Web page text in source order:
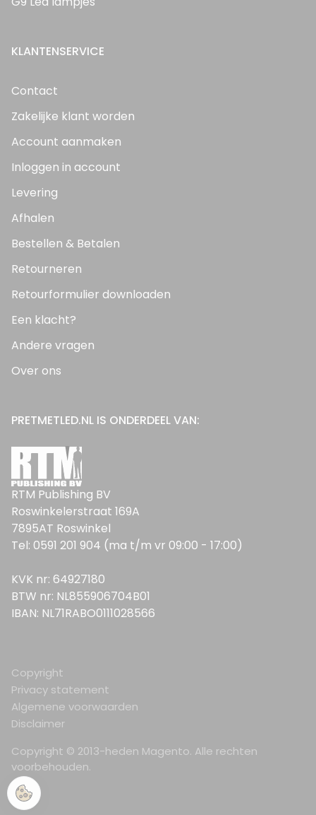
KLANTENSERVICE
Contact
Zakelijke klant worden
Account aanmaken
Inloggen in account
Levering
Afhalen
Bestellen & Betalen
Retourneren
Retourformulier downloaden
Een klacht?
Andere vragen
Over ons
PRETMETLED.NL IS ONDERDEEL VAN:
RTM Publishing BV
Roswinkelerstraat 169A
7895AT Roswinkel
Tel: 0591 201 904 (ma t/m vr 09:00 - 17:00)
KVK nr: 64927180
BTW nr: NL855906704B01
IBAN: NL71RABO0111028566
Copyright © 2013-heden Magento. Alle rechten
voorbehouden.
Copyright
Privacy statement
Algemene voorwaarden
Disclaimer